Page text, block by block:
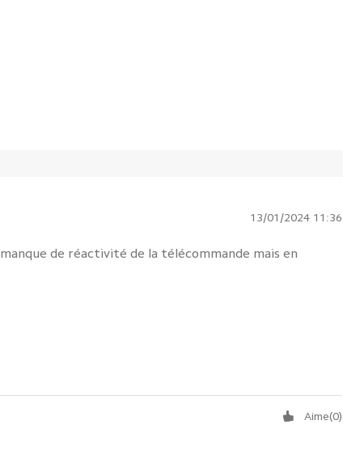
13/01/2024 11:36
de réactivité de la télécommande mais en
Aime(0)